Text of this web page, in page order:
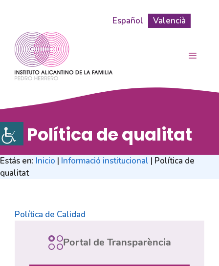
content
Español Valencià
MENU
Política de qualitat
Estás en: Inicio | Informació institucional | Política de
qualitat
Política de Calidad
Portal de Transparència